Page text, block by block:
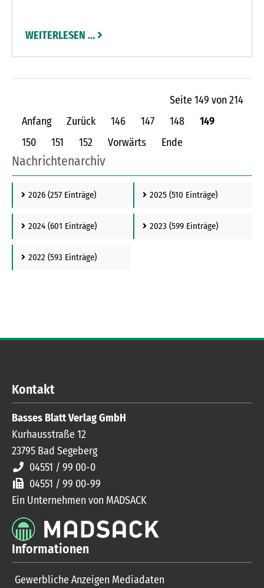
die Gelegenheit, ihre Autos zu präsentieren, zu
putzen oder kleine Reparaturen durchzuführen.
WEITERLESEN …
Seite 149 von 214
Anfang
Zurück 146 147 148
149
150
151 152 Vorwärts Ende
Nachrichtenarchiv
2026 (257 Einträge) 2025 (510 Einträge)
2024 (601 Einträge) 2023 (599 Einträge)
2022 (593 Einträge)
Kontakt
Basses Blatt Verlag GmbH
Kurhausstraße 12
23795 Bad Segeberg
04551 / 99 00-0
04551 / 99 00-99
Ein Unternehmen von MADSACK
Informationen
Gewerbliche Anzeigen Mediadaten